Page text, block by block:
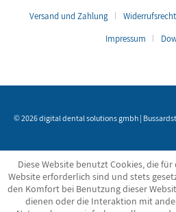
Versand und Zahlung
Widerrufsrecht
Impressum
© 2026 digital dental solutions gmbh |
Diese Website benutzt Cookies, die
Website erforderlich sind und stets
den Komfort bei Benutzung dieser
dienen oder die Interaktion mit